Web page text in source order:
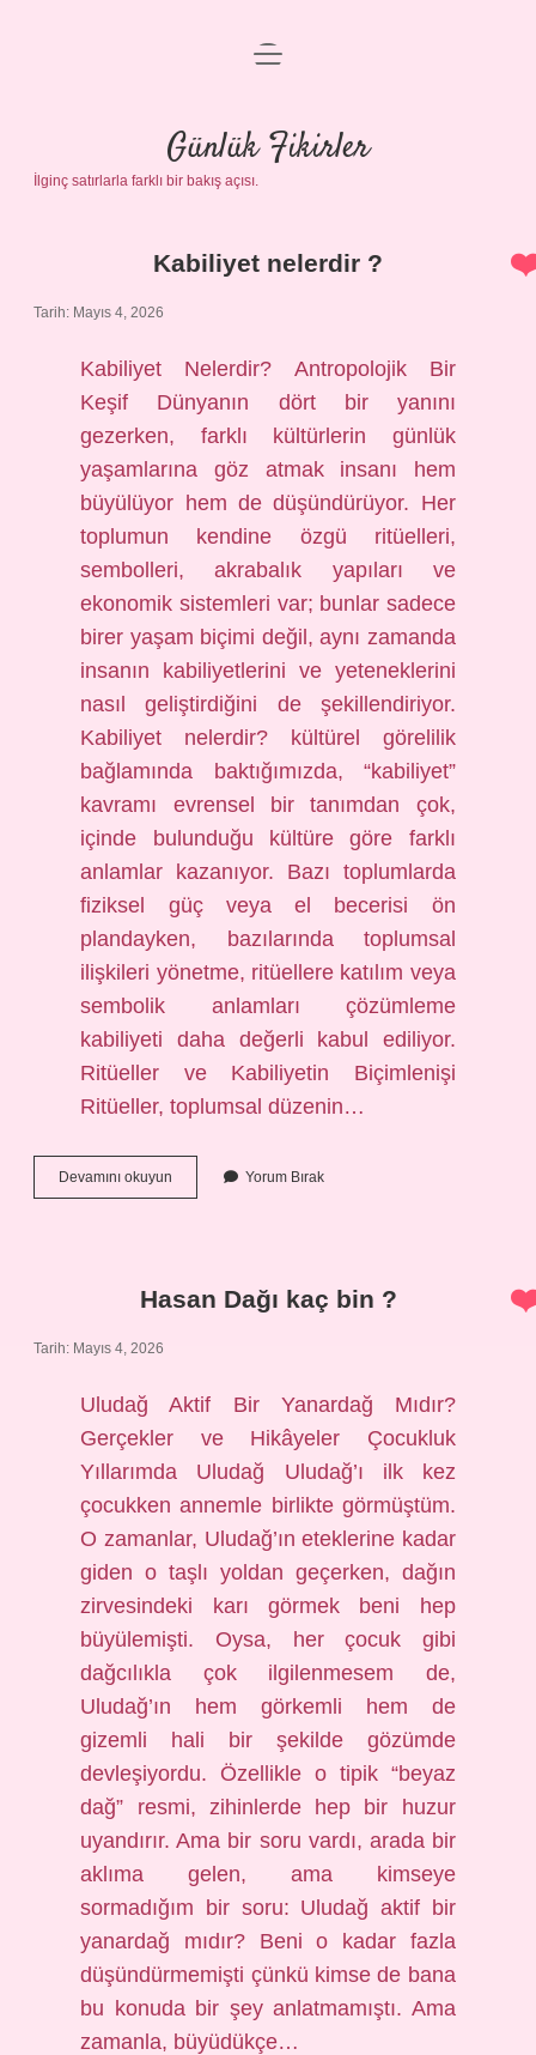
Anasayfa
Gizlilik Politikası
Yasal Uyarı
menüyü
Günlük Fikirler
İlginç satırlarla farklı bir bakış açısı.
Fikirler
Yazılar
Kabiliyet nelerdir ?
Tarih: Mayıs 4, 2026
Kabiliyet Nelerdir? Antropolojik Bir
Keşif Dünyanın dört bir yanını
gezerken, farklı kültürlerin günlük
yaşamlarına göz atmak insanı hem
büyülüyor hem de düşündürüyor. Her
toplumun kendine özgü ritüelleri,
sembolleri, akrabalık yapıları ve
ekonomik sistemleri var; bunlar sadece
birer yaşam biçimi değil, aynı zamanda
insanın kabiliyetlerini ve yeteneklerini
nasıl geliştirdiğini de şekillendiriyor.
Kabiliyet nelerdir? kültürel görelilik
bağlamında baktığımızda, “kabiliyet”
kavramı evrensel bir tanımdan çok,
içinde bulunduğu kültüre göre farklı
anlamlar kazanıyor. Bazı toplumlarda
fiziksel güç veya el becerisi ön
plandayken, bazılarında toplumsal
ilişkileri yönetme, ritüellere katılım veya
sembolik anlamları çözümleme
kabiliyeti daha değerli kabul ediliyor.
Ritüeller ve Kabiliyetin Biçimlenişi
Ritüeller, toplumsal düzenin…
Devamını okuyun Kabiliyet
nelerdir
Yorum Bırak
Hasan Dağı kaç bin ?
Tarih: Mayıs 4, 2026
Uludağ Aktif Bir Yanardağ Mıdır?
Gerçekler ve Hikâyeler Çocukluk
Yıllarımda Uludağ Uludağ’ı ilk kez
çocukken annemle birlikte görmüştüm.
O zamanlar, Uludağ’ın eteklerine kadar
giden o taşlı yoldan geçerken, dağın
zirvesindeki karı görmek beni hep
büyülemişti. Oysa, her çocuk gibi
dağcılıkla çok ilgilenmesem de,
Uludağ’ın hem görkemli hem de
gizemli hali bir şekilde gözümde
devleşiyordu. Özellikle o tipik “beyaz
dağ” resmi, zihinlerde hep bir huzur
uyandırır. Ama bir soru vardı, arada bir
aklıma gelen, ama kimseye
sormadığım bir soru: Uludağ aktif bir
yanardağ mıdır? Beni o kadar fazla
düşündürmemişti çünkü kimse de bana
bu konuda bir şey anlatmamıştı. Ama
zamanla, büyüdükçe…